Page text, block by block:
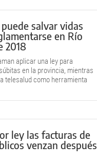
salvar vidas
en Río
2018
aplicar una ley para
en la provincia, mientras
telesalud como herramienta
ley las facturas de
venzan después